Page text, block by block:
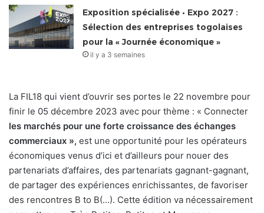
Exposition spécialisée • Expo 2027 :
Sélection des entreprises togolaises
pour la « Journée économique »
il y a 3 semaines
La FIL18 qui vient d’ouvrir ses portes le 22 novembre pour
finir le 05 décembre 2023 avec pour thème : « Connecter
les marchés pour une forte croissance des échanges
commerciaux », est une opportunité pour les opérateurs
économiques venus d’ici et d’ailleurs pour nouer des
partenariats d’affaires, des partenariats gagnant-gagnant,
de partager des expériences enrichissantes, de favoriser
des rencontres B to B(…). Cette édition va nécessairement